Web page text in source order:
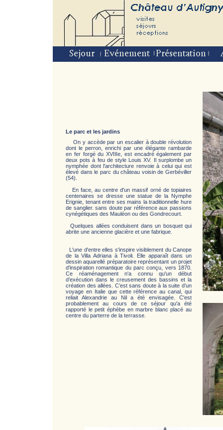
Le parc et les jardins
On y accède par un escalier à double révolution
dont le perron, enrichi par une élégante rambarde
en fer forgé du XVIIIe, est encadré également par
deux pots à feu de style Louis XV. Il surplombe un
nymphée dont l'architecture renvoie à celui qui est
élevé dans le parc du château voisin de Gerbéviller
(54).
En face, au centre d'un massif orné de topiaires
centenaires se dresse une statue de la Nymphe
Erignie, tenant entre ses mains la traditionnelle hure
de sanglier. sans doute par référence aux passions
cynégétiques des Mauléon ou des Gondrecourt.
Quelques allées conduisent dans un bosquet qui
abrite une ancienne glacière et une fabrique.
L'une d'entre elles s'inspire visiblement du Canope
de la Villa Adriana à Tivoli. Elle apparaît dans un
dessin aquarellé préparatoire représentant un projet
d'inspiration romantique du parc conçu, vers 1870.
Ce réaménagement n'a connu qu'un début
d’exécution dans le creusement des bassins et la
création des allées. C’est sans doute à la suite d’un
voyage en Italie que cette référence au canal, qui
reliait Alexandrie au Nil a été envisagée. C'est
probablement au cours de ce séjour qu'a été
rapporté le petit éphèbe en marbre blanc placé au
centre du parterre de la terrasse.